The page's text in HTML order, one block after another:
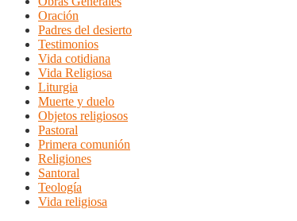
Oración
Padres del desierto
Testimonios
Vida cotidiana
Vida Religiosa
Liturgia
Muerte y duelo
Objetos religiosos
Pastoral
Primera comunión
Religiones
Santoral
Teología
Vida religiosa